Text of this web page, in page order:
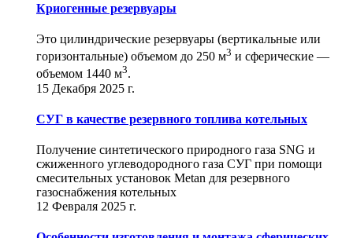
Криогенные резервуары
Это цилиндрические резервуары (вертикальные или
горизонтальные) объемом до 250 м3 и сферические ―
объемом 1440 м3.
15 Декабря 2025 г.
СУГ в качестве резервного топлива котельных
Получение синтетического природного газа SNG и
сжиженного углеводородного газа СУГ при помощи
смесительных установок Metan для резервного
газоснабжения котельных
12 Февраля 2025 г.